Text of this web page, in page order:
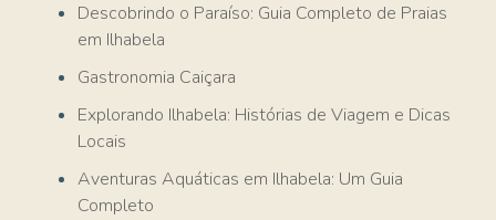
Descobrindo o Paraíso: Guia Completo de Praias
em Ilhabela
Gastronomia Caiçara
Explorando Ilhabela: Histórias de Viagem e Dicas
Locais
Aventuras Aquáticas em Ilhabela: Um Guia
Completo